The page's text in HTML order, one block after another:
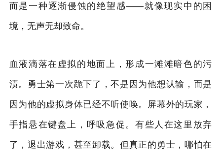
而是一种逐渐侵蚀的绝望感——就像现实中的困
境，无声无却致命。
血液滴落在虚拟的地面上，形成一滩滩暗色的污
渍。勇士第一次跪下了，不是因为他想认输，而是
因为他的虚拟身体已经不听使唤。屏幕外的玩家，
手指悬在键盘上，呼吸急促。有些人在这里放弃
了，退出游戏，甚至卸载。但真正的勇士，哪怕在